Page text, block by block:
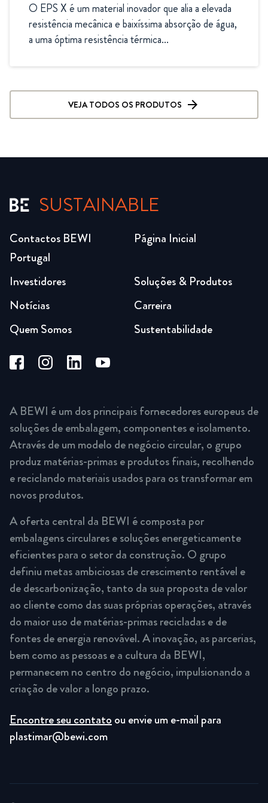
O EPS X é um material inovador que alia a elevada
resistência mecânica e baixíssima absorção de água,
a uma óptima resistência térmica...
VEJA TODOS OS PRODUTOS
SUSTAINABLE
Página Inicial
Soluções & Produtos
Carreira
Sustentabilidade
Investidores
Notícias
Quem Somos
Contactos BEWI
Portugal
A BEWI é um dos principais fornecedores europeus de
soluções de embalagem, componentes e isolamento.
Através de um modelo de negócio circular, o grupo
produz matérias-primas e produtos finais, recolhendo
e reciclando materiais usados para os transformar em
novos produtos.
A oferta central da BEWI é composta por
embalagens circulares e soluções energeticamente
eficientes para o setor da construção. O grupo
definiu metas ambiciosas de crescimento rentável e
de descarbonização, tanto da sua proposta de valor
ao cliente como das suas próprias operações, através
do maior uso de matérias-primas recicladas e de
fontes de energia renovável. A inovação, as parcerias,
bem como as pessoas e a cultura da BEWI,
permanecem no centro do negócio, impulsionando a
criação de valor a longo prazo.
Encontre seu contato ou envie um e-mail para
plastimar@bewi.com